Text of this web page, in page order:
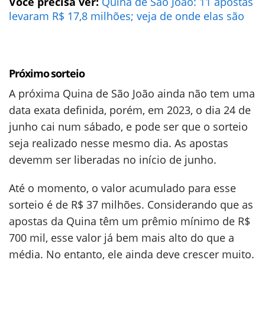
levaram R$ 17,8 milhões; veja de onde elas são
Próximo sorteio
A próxima Quina de São João ainda não tem uma
data exata definida, porém, em 2023, o dia 24 de
junho cai num sábado, e pode ser que o sorteio
seja realizado nesse mesmo dia. As apostas
devemm ser liberadas no início de junho.
Até o momento, o valor acumulado para esse
sorteio é de R$ 37 milhões. Considerando que as
apostas da Quina têm um prêmio mínimo de R$
700 mil, esse valor já bem mais alto do que a
média. No entanto, ele ainda deve crescer muito.